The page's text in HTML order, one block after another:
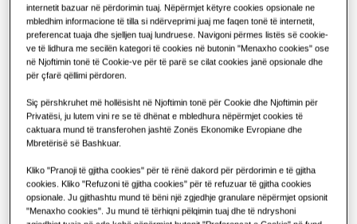
Hotele
Dyqanet
Restorante
Zyra
Qëndrueshmëri
One Samsung
Komandat
Ftohësi HVM
AG056KSVANH/EU
Efikasitet energjetik
Kapaciteti i ofruar
42.0KW 56.0KW 70.0KW
Fuqia e ofruar
internetit bazuar në përdorimin tuaj. Nëpërmjet këtyre cookies opsionale ne
mbledhim informacione të tilla si ndërveprimi juaj me faqen tonë të internetit,
preferencat tuaja dhe sjelljen tuaj lundruese. Navigoni përmes listës së cookie-
ve të lidhura me secilën kategori të cookies në butonin "Menaxho cookies" ose
në Njoftimin tonë të Cookie-ve për të parë se cilat cookies janë opsionale dhe
për çfarë qëllimi përdoren.
Siç përshkruhet më hollësisht në Njoftimin tonë për Cookie dhe Njoftimin për
Privatësi, ju lutem vini re se të dhënat e mbledhura nëpërmjet cookies të
caktuara mund të transferohen jashtë Zonës Ekonomike Evropiane dhe
Mbretërisë së Bashkuar.
Kliko "Pranoji të gjitha cookies" për të rënë dakord për përdorimin e të gjitha
cookies. Kliko "Refuzoni të gjitha cookies" për të refuzuar të gjitha cookies
opsionale. Ju gjithashtu mund të bëni një zgjedhje granulare nëpërmjet opsionit
"Menaxho cookies". Ju mund të tërhiqni pëlqimin tuaj dhe të ndryshoni